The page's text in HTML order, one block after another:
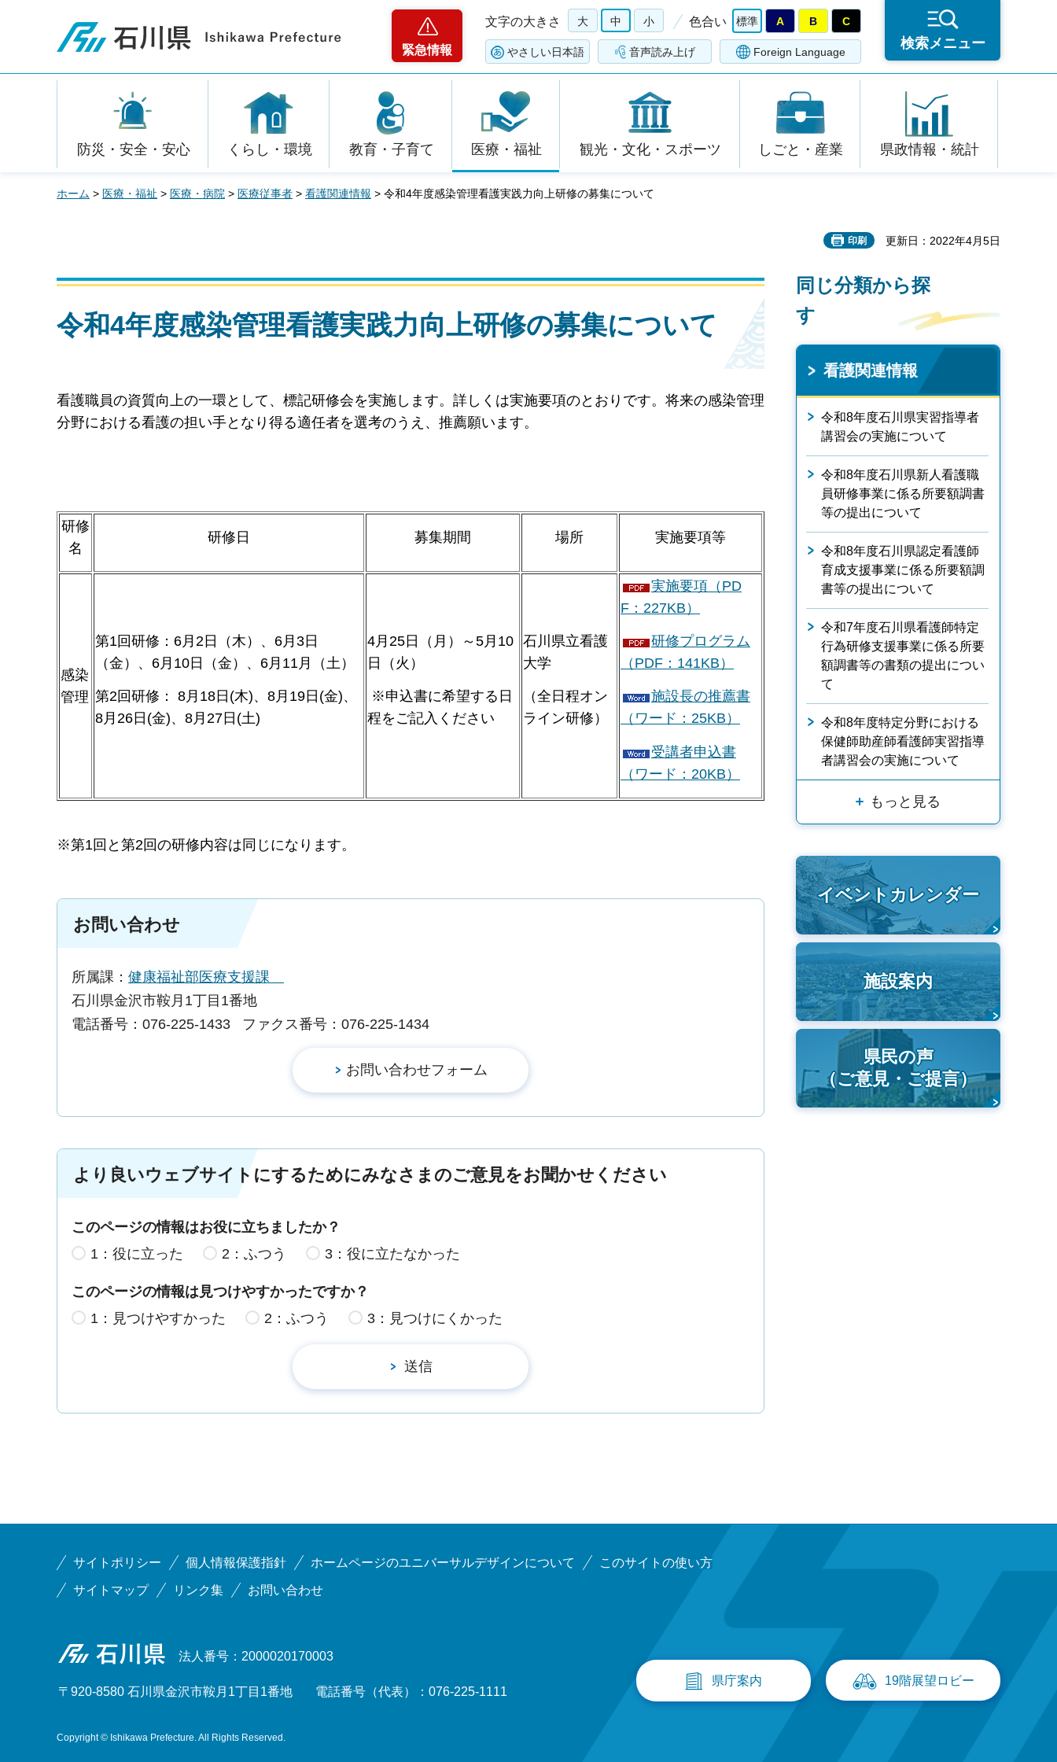
石川県
緊急情報
文字の大きさ 大 中 小 色合い 標準 A B C
やさしい日本語 音声読み上げ Foreign Language
検索メニュー
防災・安全・安心 くらし・環境 教育・子育て 医療・福祉 観光・文化・スポーツ しごと・産業 県政情報・統計
ホーム > 医療・福祉 > 医療・病院 > 医療従事者 > 看護関連情報 > 令和4年度感染管理看護実践力向上研修の募集について
印刷 更新日：2022年4月5日
令和4年度感染管理看護実践力向上研修の募集について
看護職員の資質向上の一環として、標記研修会を実施します。詳しくは実施要項のとおりです。将来の感染管理
分野における看護の担い手となり得る適任者を選考のうえ、推薦願います。
研修
名
研修日 募集期間 場所 実施要項等
感染
管理
第1回研修：6月2日（木）、6月3日
（金）、6月10日（金）、6月11月（土）
第2回研修： 8月18日(木)、8月19日(金)、
8月26日(金)、8月27日(土)
4月25日（月）～5月10
日（火）
※申込書に希望する日
程をご記入ください
石川県立看護
大学
（全日程オン
ライン研修）
実施要項（PD
F：227KB）
研修プログラム
（PDF：141KB）
施設長の推薦書
（ワード：25KB）
受講者申込書
（ワード：20KB）
※第1回と第2回の研修内容は同じになります。
お問い合わせ
所属課： 健康福祉部医療支援課
石川県金沢市鞍月1丁目1番地
電話番号：076-225-1433
ファクス番号：076-225-1434
より良いウェブサイトにするためにみなさまのご意見をお聞かせください
このページの情報はお役に立ちましたか？
1：役に立った
2：ふつう 3：役に立たなかった
このページの情報は見つけやすかったですか？
1：見つけやすかった
2：ふつう 3：見つけにくかった
同じ分類から探
す
看護関連情報
令和8年度石川県実習指導者
講習会の実施について
令和8年度石川県新人看護職
員研修事業に係る所要額調書
等の提出について
令和8年度石川県認定看護師
育成支援事業に係る所要額調
書等の提出について
令和7年度石川県看護師特定
行為研修支援事業に係る所要
額調書等の書類の提出につい
て
令和8年度特定分野における
保健師助産師看護師実習指導
者講習会の実施について
もっと見る
イベントカレンダー
施設案内
県民の声
（ご意見・ご提言）
サイトポリシー 個人情報保護指針 ホームページのユニバーサルデザインについて このサイトの使い方
サイトマップ リンク集 お問い合わせ
石川県 法人番号：2000020170003
〒920-8580 石川県金沢市鞍月1丁目1番地 電話番号（代表）：076-225-1111
県庁案内 19階展望ロビー
Copyright © Ishikawa Prefecture. All Rights Reserved.